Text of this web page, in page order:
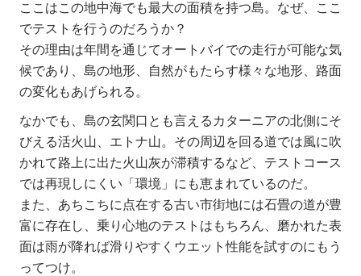
ここはこの地中海でも最大の面積を持つ島。なぜ、ここ
でテストを行うのだろうか？
その理由は年間を通じてオートバイでの走行が可能な気
候であり、島の地形、自然がもたらす様々な地形、路面
の変化もあげられる。
なかでも、島の玄関口とも言えるカターニアの北側にそ
びえる活火山、エトナ山。その周辺を回る道では風に吹
かれて路上に出た火山灰が滞積するなど、テストコース
では再現しにくい「環境」にも恵まれているのだ。
また、あちこちに点在する古い市街地には石畳の道が豊
富に存在し、乗り心地のテストはもちろん、磨かれた表
面は雨が降れば滑りやすくウエット性能を試すのにもう
ってつけ。